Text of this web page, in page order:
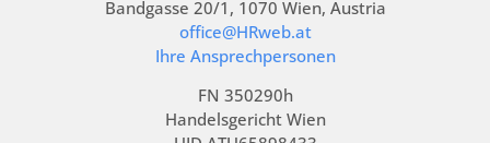
Bandgasse 20/1, 1070 Wien, Austria
office@HRweb.at
Ihre Ansprechpersonen
FN 350290h
Handelsgericht Wien